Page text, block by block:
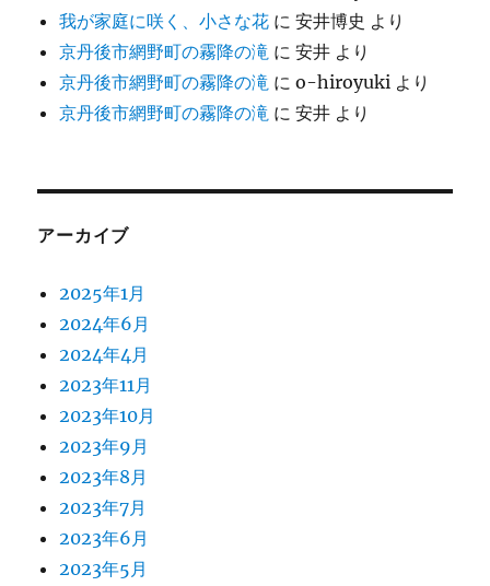
我が家庭に咲く、小さな花 に安井博史 より
京丹後市網野町の霧降の滝 に安井 より
京丹後市網野町の霧降の滝 にo-hiroyuki より
京丹後市網野町の霧降の滝 に安井 より
アーカイブ
2025年1月
2024年6月
2024年4月
2023年11月
2023年10月
2023年9月
2023年8月
2023年7月
2023年6月
2023年5月